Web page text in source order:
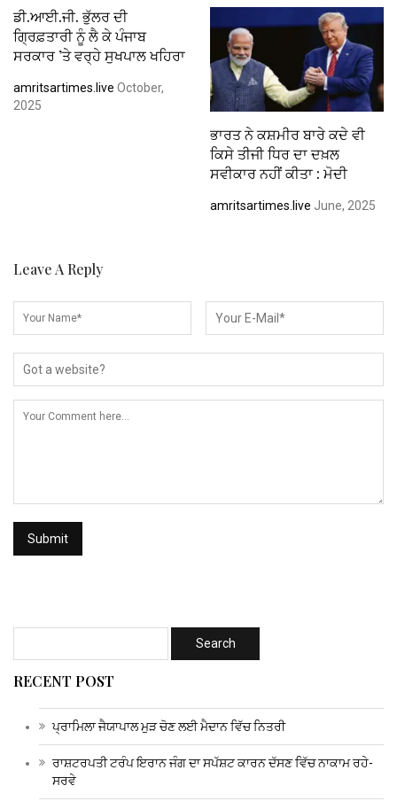
ਡੀ.ਆਈ.ਜੀ. ਭੁੱਲਰ ਦੀ
ਗ੍ਰਿਫ਼ਤਾਰੀ ਨੂੰ ਲੈ ਕੇ ਪੰਜਾਬ
ਸਰਕਾਰ ’ਤੇ ਵਰ੍ਹੇ ਸੁਖਪਾਲ ਖਹਿਰਾ
amritsartimes.live October,
2025
ਭਾਰਤ ਨੇ ਕਸ਼ਮੀਰ ਬਾਰੇ ਕਦੇ ਵੀ
ਕਿਸੇ ਤੀਜੀ ਧਿਰ ਦਾ ਦਖ਼ਲ
ਸਵੀਕਾਰ ਨਹੀਂ ਕੀਤਾ : ਮੋਦੀ
amritsartimes.live June, 2025
Leave A Reply
RECENT POST
ਪ੍ਰਾਮਿਲਾ ਜੈਯਾਪਾਲ ਮੁੜ ਚੋਣ ਲਈ ਮੈਦਾਨ ਵਿੱਚ ਨਿਤਰੀ
ਰਾਸ਼ਟਰਪਤੀ ਟਰੰਪ ਇਰਾਨ ਜੰਗ ਦਾ ਸਪੱਸ਼ਟ ਕਾਰਨ ਦੱਸਣ ਵਿੱਚ ਨਾਕਾਮ ਰਹੇ-
ਸਰਵੇ